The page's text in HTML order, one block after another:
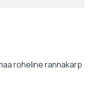
roheline rannakarp